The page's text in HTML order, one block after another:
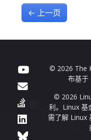
← 上一页
© 2026 The
布基于
© 2026
利。Linux 基
需了解 Linux